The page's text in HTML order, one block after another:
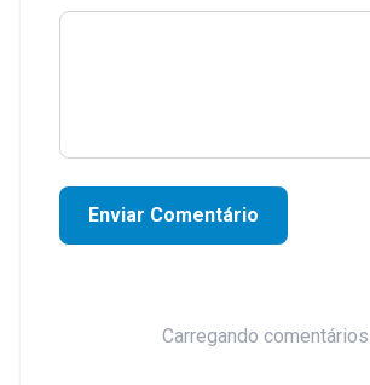
Enviar Comentário
Carregando comentários...